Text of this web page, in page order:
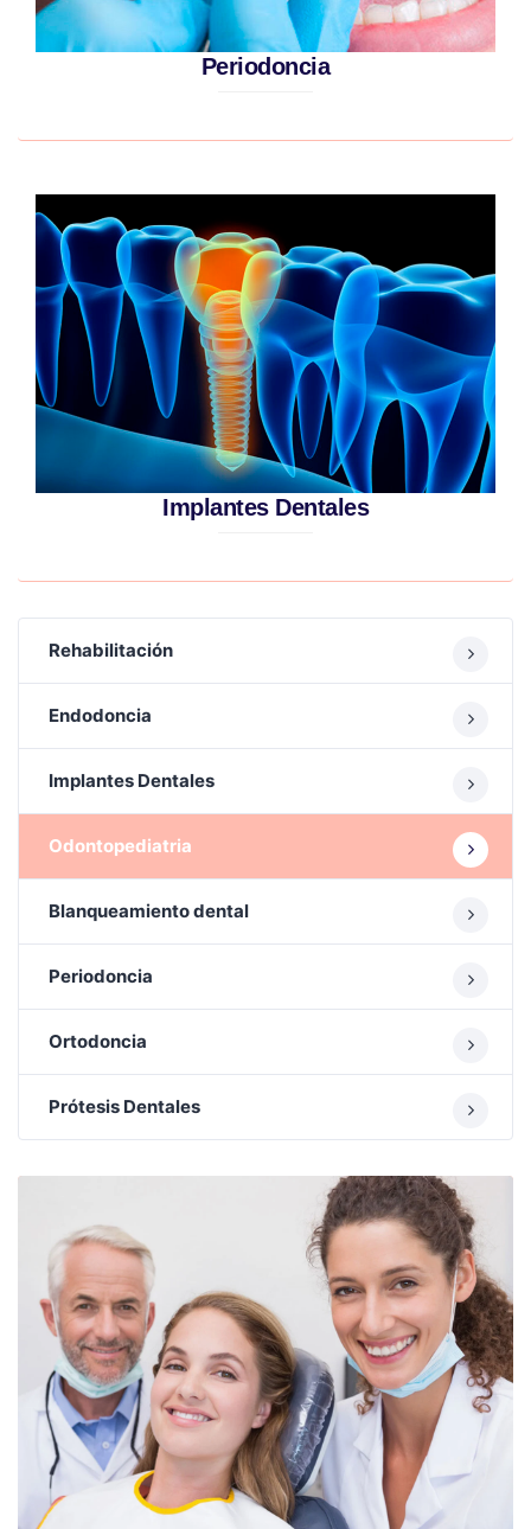
Periodoncia
Implantes Dentales
Rehabilitación
Endodoncia
Implantes Dentales
Odontopediatria
Blanqueamiento dental
Periodoncia
Ortodoncia
Prótesis Dentales